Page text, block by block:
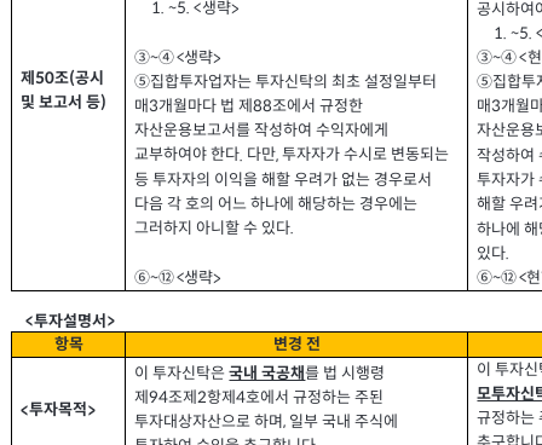
제 50조(공시
및 보고서 등)
1. ~5. <생략>
③~④<생략>
⑤집합투자업자는 투자신탁의 최초 설정일부터
매3개월마다 법 제88조에서 규정한
자산운용보고서를 작성하여 수익자에게
교부하여야 한다. 다만,투자자가 수시로 변동되는
등 투자자의 이익을 해할 우려가 없는 경우로서
다음 각 호의 어느 하나에 해당하는 경우에는
그러하지 아니할 수 있다.
⑥~⑫ <생략>
공시하여
1. ~5.
③~④<
⑤집합투
매3개월
자산운용
작성하여
투자자가
해할 우
하나에
있다.
⑥~⑫ <
<투자설명서 >
항목
변경 전
<투자목적>
이 투자신탁은국내 국공채를 법 시행령
제94조제2항제4호에서 규정하는 주된
투자대상자산으로 하며, 일부 국내 주식에
이 투자
모투자신
규정하는